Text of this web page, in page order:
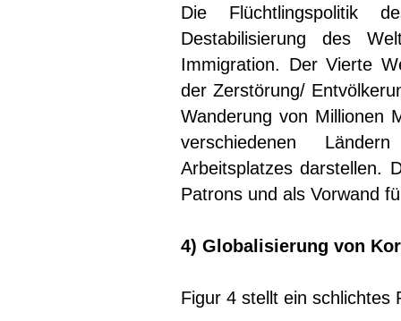
Die Flüchtlingspolitik
Destabilisierung des
Immigration. Der Vierte
der Zerstörung/
Wanderung von Millionen
verschiedenen
Arbeitsplatzes darstellen.
Patrons und als Vorwand
4) Globalisierung von
Figur 4 stellt ein schlichtes